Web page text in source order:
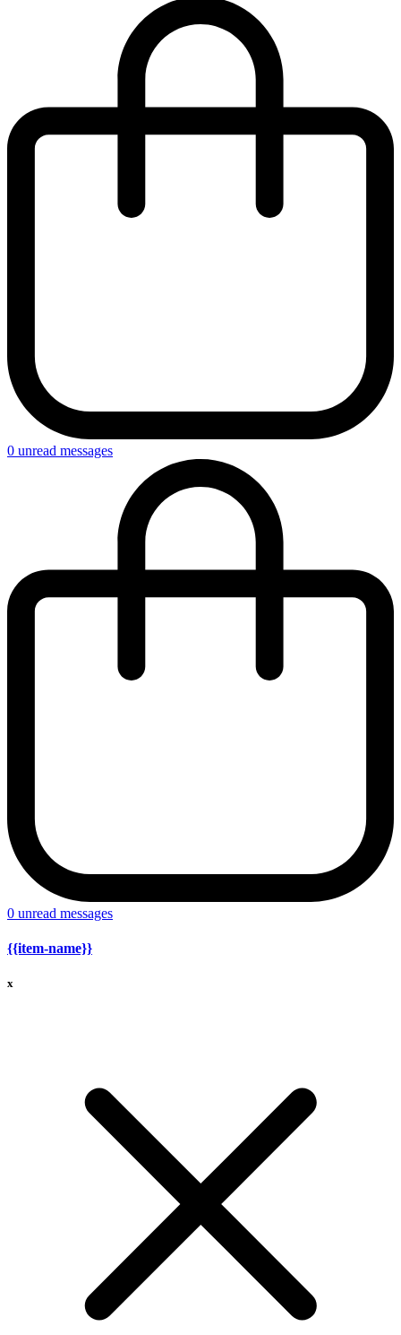
0 unread messages
0 unread messages
{{item-name}}
x